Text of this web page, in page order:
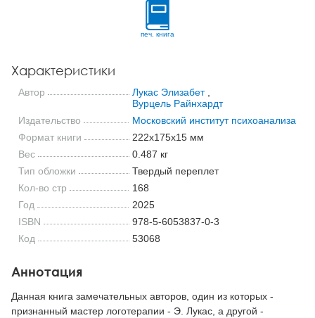
печ. книга
Характеристики
Автор Лукас Элизабет,
Вурцель Райнхардт
Издательство
Московский институт психоанализа
Формат книги
222x175x15 мм
Вес
0.487 кг
Тип обложки
Твердый переплет
Кол-во стр
168
Год
2025
ISBN
978-5-6053837-0-3
Код
53068
Аннотация
Данная книга замечательных авторов, один из которых -
признанный мастер логотерапии - Э. Лукас, а другой -